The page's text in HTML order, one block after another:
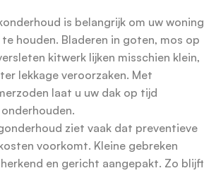
is belangrijk om uw woning
houden. Bladeren in goten, mos op
kitwerk lijken misschien klein,
lekkage veroorzaken. Met
laat u uw dak op tijd
ziet vaak dat preventieve
voorkomt. Kleine gebreken
en gericht aangepakt. Zo blijft